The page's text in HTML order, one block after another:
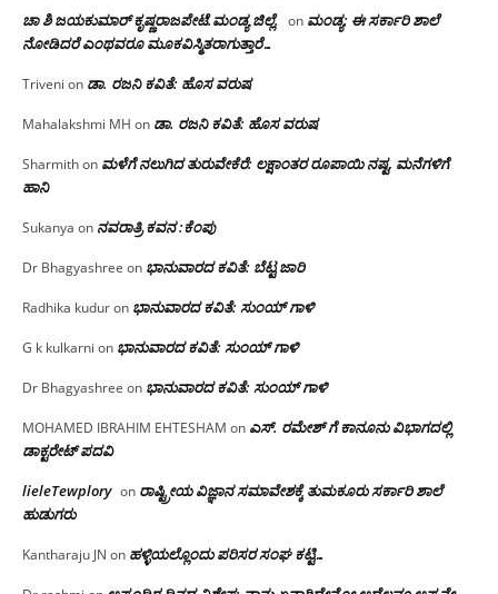
ಚಾ ಶಿ ಜಯಕುಮಾರ್ ಕೃಷ್ಣರಾಜಪೇಟೆ.ಮಂಡ್ಯ ಜಿಲ್ಲೆ. on ಮಂಡ್ಯ: ಈ ಸರ್ಕಾರಿ ಶಾಲೆ
ನೋಡಿದರೆ ಎಂಥವರೂ ಮೂಕವಿಸ್ಮಿತರಾಗುತ್ತಾರೆ…
Triveni on ಡಾ. ರಜನಿ ಕವಿತೆ: ಹೊಸ ವರುಷ
Mahalakshmi MH on ಡಾ. ರಜನಿ ಕವಿತೆ: ಹೊಸ ವರುಷ
Sharmithon ಮಳೆಗೆ ನಲುಗಿದ ತುರುವೇಕೆರೆ: ಲಕ್ಷಾಂತರ ರೂಪಾಯಿ ನಷ್ಟ, ಮನೆಗಳಿಗೆ
ಹಾನಿ
Sukanya on ನವರಾತ್ರಿ ಕವನ :ಕೆಂಪು
Dr Bhagyashree on ಭಾನುವಾರದ ಕವಿತೆ: ಬೆಟ್ಟ ಜಾರಿ
Radhika kuduron ಭಾನುವಾರದ ಕವಿತೆ: ಸುಂಯ್ ಗಾಳಿ
G k kulkarni on ಭಾನುವಾರದ ಕವಿತೆ: ಸುಂಯ್ ಗಾಳಿ
Dr Bhagyashree on ಭಾನುವಾರದ ಕವಿತೆ: ಸುಂಯ್ ಗಾಳಿ
MOHAMED IBRAHIM EHTESHAM on ಎಸ್. ರಮೇಶ್ ಗೆ ಕಾನೂನು ವಿಭಾಗದಲ್ಲಿ
ಡಾಕ್ಟರೇಟ್ ಪದವಿ
lieleTewplory on ರಾಷ್ಟ್ರೀಯ ವಿಜ್ಞಾನ ಸಮಾವೇಶಕ್ಕೆ‌ ತುಮಕೂರು ಸರ್ಕಾರಿ ಶಾಲೆ
ಹುಡುಗರು
Kantharaju JN on ಹಳ್ಳಿಯಲ್ಲೊಂದು ಪರಿಸರ ಸಂಘ ಕಟ್ಟಿ…